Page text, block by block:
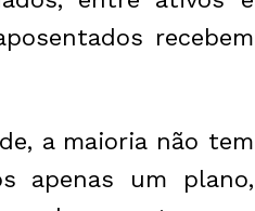
recebem
a maioria não tem
apenas um plano,